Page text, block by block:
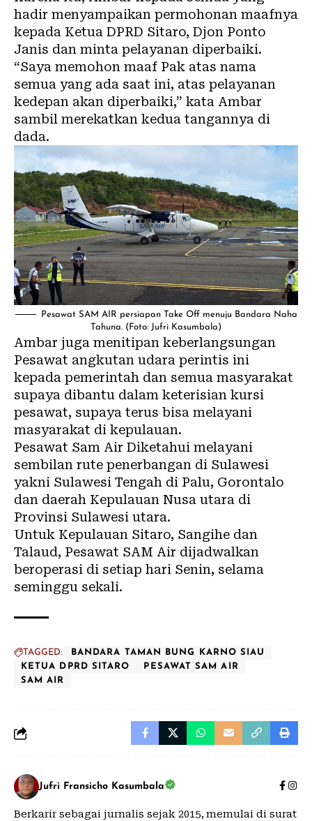
hadir menyampaikan permohonan maafnya
kepada Ketua DPRD Sitaro, Djon Ponto
Janis dan minta pelayanan diperbaiki.
“Saya memohon maaf Pak atas nama
semua yang ada saat ini, atas pelayanan
kedepan akan diperbaiki,” kata Ambar
sambil merekatkan kedua tangannya di
dada.
Pesawat SAM AIR persiapan Take Off menuju Bandara Naha
Tahuna. (Foto: Jufri Kasumbala)
Ambar juga menitipan keberlangsungan
Pesawat angkutan udara perintis ini
kepada pemerintah dan semua masyarakat
supaya dibantu dalam keterisian kursi
pesawat, supaya terus bisa melayani
masyarakat di kepulauan.
Pesawat Sam Air Diketahui melayani
sembilan rute penerbangan di Sulawesi
yakni Sulawesi Tengah di Palu, Gorontalo
dan daerah Kepulauan Nusa utara di
Provinsi Sulawesi utara.
Untuk Kepulauan Sitaro, Sangihe dan
Talaud, Pesawat SAM Air dijadwalkan
beroperasi di setiap hari Senin, selama
seminggu sekali.
TAGGED:
BANDARA TAMAN BUNG KARNO SIAU
KETUA DPRD SITARO
PESAWAT SAM AIR
SAM AIR
Jufri Fransicho Kasumbala
Berkarir sebagai jurnalis sejak 2015, memulai di surat